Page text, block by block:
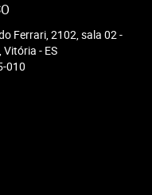
Ferrari, 2102, sala 02-
Vitória - ES
010